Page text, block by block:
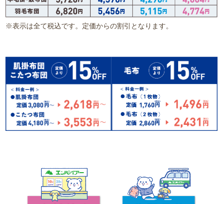
※表示は全て税込です。定価からの割引となります。